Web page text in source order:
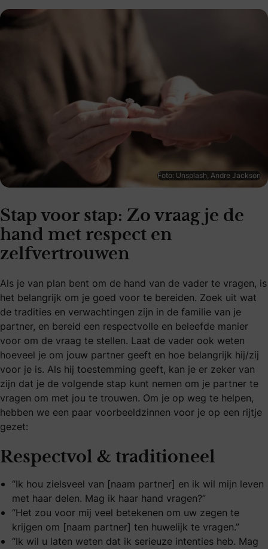
Foto: Unsplash, Andre Jackson
Stap voor stap: Zo vraag je de
hand met respect en
zelfvertrouwen
Als je van plan bent om de hand van de vader te vragen, is
het belangrijk om je goed voor te bereiden. Zoek uit wat
de tradities en verwachtingen zijn in de familie van je
partner, en bereid een respectvolle en beleefde manier
voor om de vraag te stellen. Laat de vader ook weten
hoeveel je om jouw partner geeft en hoe belangrijk hij/zij
voor je is. Als hij toestemming geeft, kan je er zeker van
zijn dat je de volgende stap kunt nemen om je partner te
vragen om met jou te trouwen. Om je op weg te helpen,
hebben we een paar voorbeeldzinnen voor je op een rijtje
gezet:
Respectvol & traditioneel
“Ik hou zielsveel van [naam partner] en ik wil mijn leven
met haar delen. Mag ik haar hand vragen?”
“Het zou voor mij veel betekenen om uw zegen te
krijgen om [naam partner] ten huwelijk te vragen.”
“Ik wil u laten weten dat ik serieuze intenties heb. Mag